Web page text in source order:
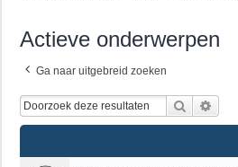
Actieve onderwerpen
Ga naar uitgebreid zoeken
Zoek